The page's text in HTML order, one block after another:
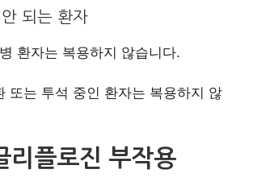
되는 환자
환자는 복용하지 않습니다.
또는 투석 중인 환자는 복용하지 않
리플로진 부작용